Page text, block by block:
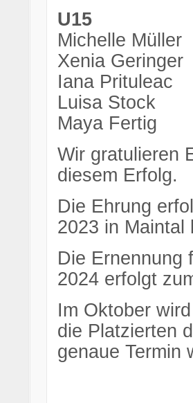
U15
Michelle Müller
Xenia Geringer
Iana Prituleac
Luisa Stock
Maya Fertig
Wir gratulieren
diesem Erfolg.
Die Ehrung
2023 in Maintal
Die Ernennung
2024 erfolgt
Im Oktober
die Platzierten
genaue Termin